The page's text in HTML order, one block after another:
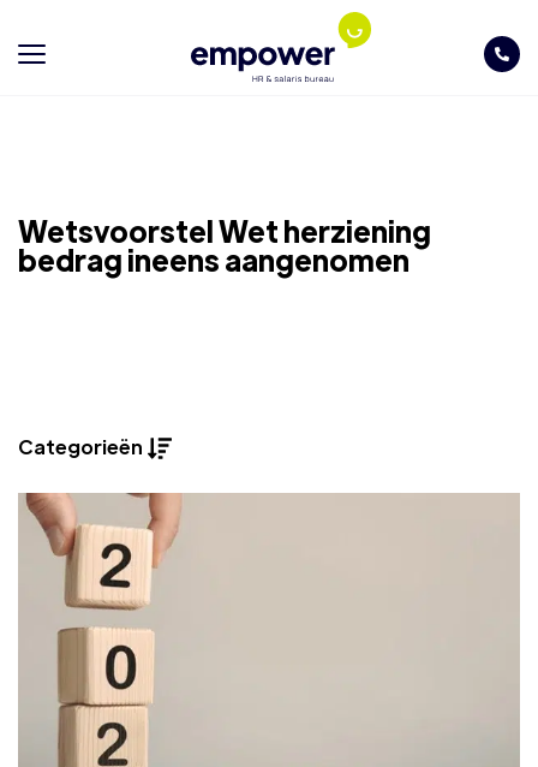
Wetsvoorstel Wet herziening
bedrag ineens aangenomen
Categorieën